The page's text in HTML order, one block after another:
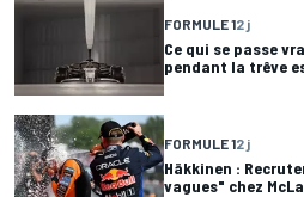
FORMULE 12 j
Ce qui se passe
pendant la trêve
FORMULE 12 j
Häkkinen :
vagues" chez